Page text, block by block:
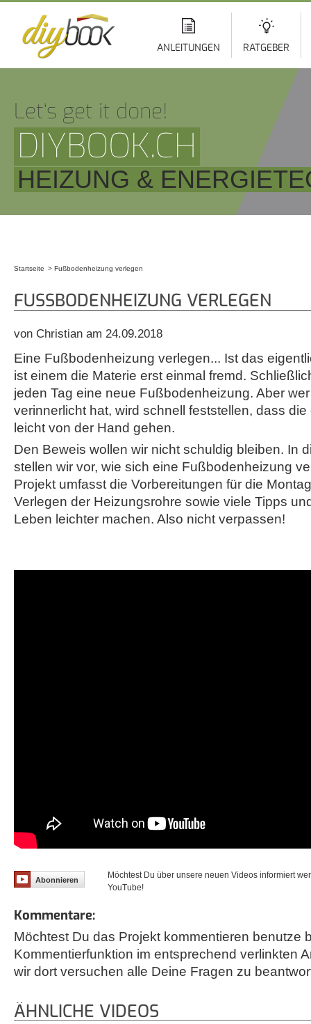
ANLEITUNGEN RATGEBER
Let‘s get it done!
DIYBOOK.CH
HEIZUNG &
Startseite Fußbodenheizung verlegen
FUSSBODENHEIZUNG VERLEGEN
von Christian am 24.09.2018
Eine Fußbodenheizung verlegen... Ist das
ist einem die Materie erst einmal fremd.
jeden Tag eine neue Fußbodenheizung. Aber
verinnerlicht hat, wird schnell feststellen, dass
leicht von der Hand gehen.
Den Beweis wollen wir nicht schuldig bleiben. In
stellen wir vor, wie sich eine Fußbodenheizung
Projekt umfasst die Vorbereitungen für die
Verlegen der Heizungsrohre sowie viele Tipps
Leben leichter machen. Also nicht verpassen!
Abonnieren
Möchtest Du über unsere neuen Videos informiert
YouTube!
Kommentare:
Möchtest Du das Projekt kommentieren benutze
Kommentierfunktion im entsprechend verlinkten
wir dort versuchen alle Deine Fragen zu
ÄHNLICHE VIDEOS